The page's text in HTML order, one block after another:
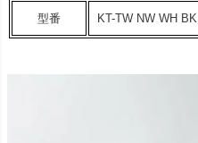
型番 KT-TW NW WH BK